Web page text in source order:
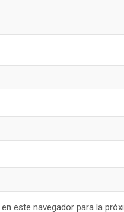
este navegador para la